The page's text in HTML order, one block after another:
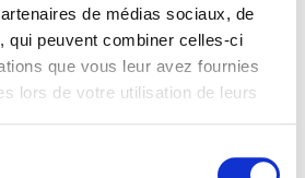
de médias sociaux, de
qui peuvent combiner celles-ci
que vous leur avez fournies
lors de votre utilisation de leurs
par le sociologue
, discuteront avec le public :
ancien directeur de
fiscale
, économiste à la Chambre des